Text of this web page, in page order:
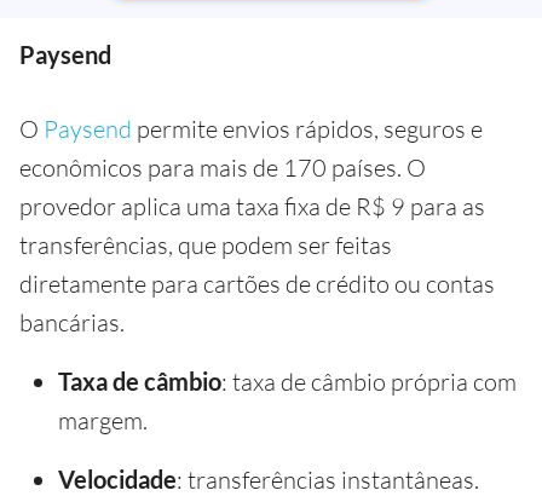
Paysend
O Paysend permite envios rápidos, seguros e
econômicos para mais de 170 países. O
provedor aplica uma taxa fixa de R$ 9 para as
transferências, que podem ser feitas
diretamente para cartões de crédito ou contas
bancárias.
Taxa de câmbio: taxa de câmbio própria com
margem.
Velocidade: transferências instantâneas.